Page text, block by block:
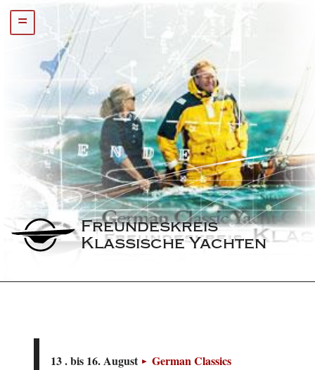
=
Freundeskreis
Klassische Yachten
13 . bis 16. August German Classics